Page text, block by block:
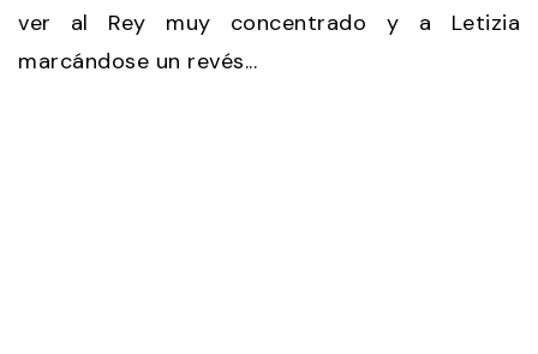
ver al Rey muy concentrado y a Letizia
marcándose un revés...